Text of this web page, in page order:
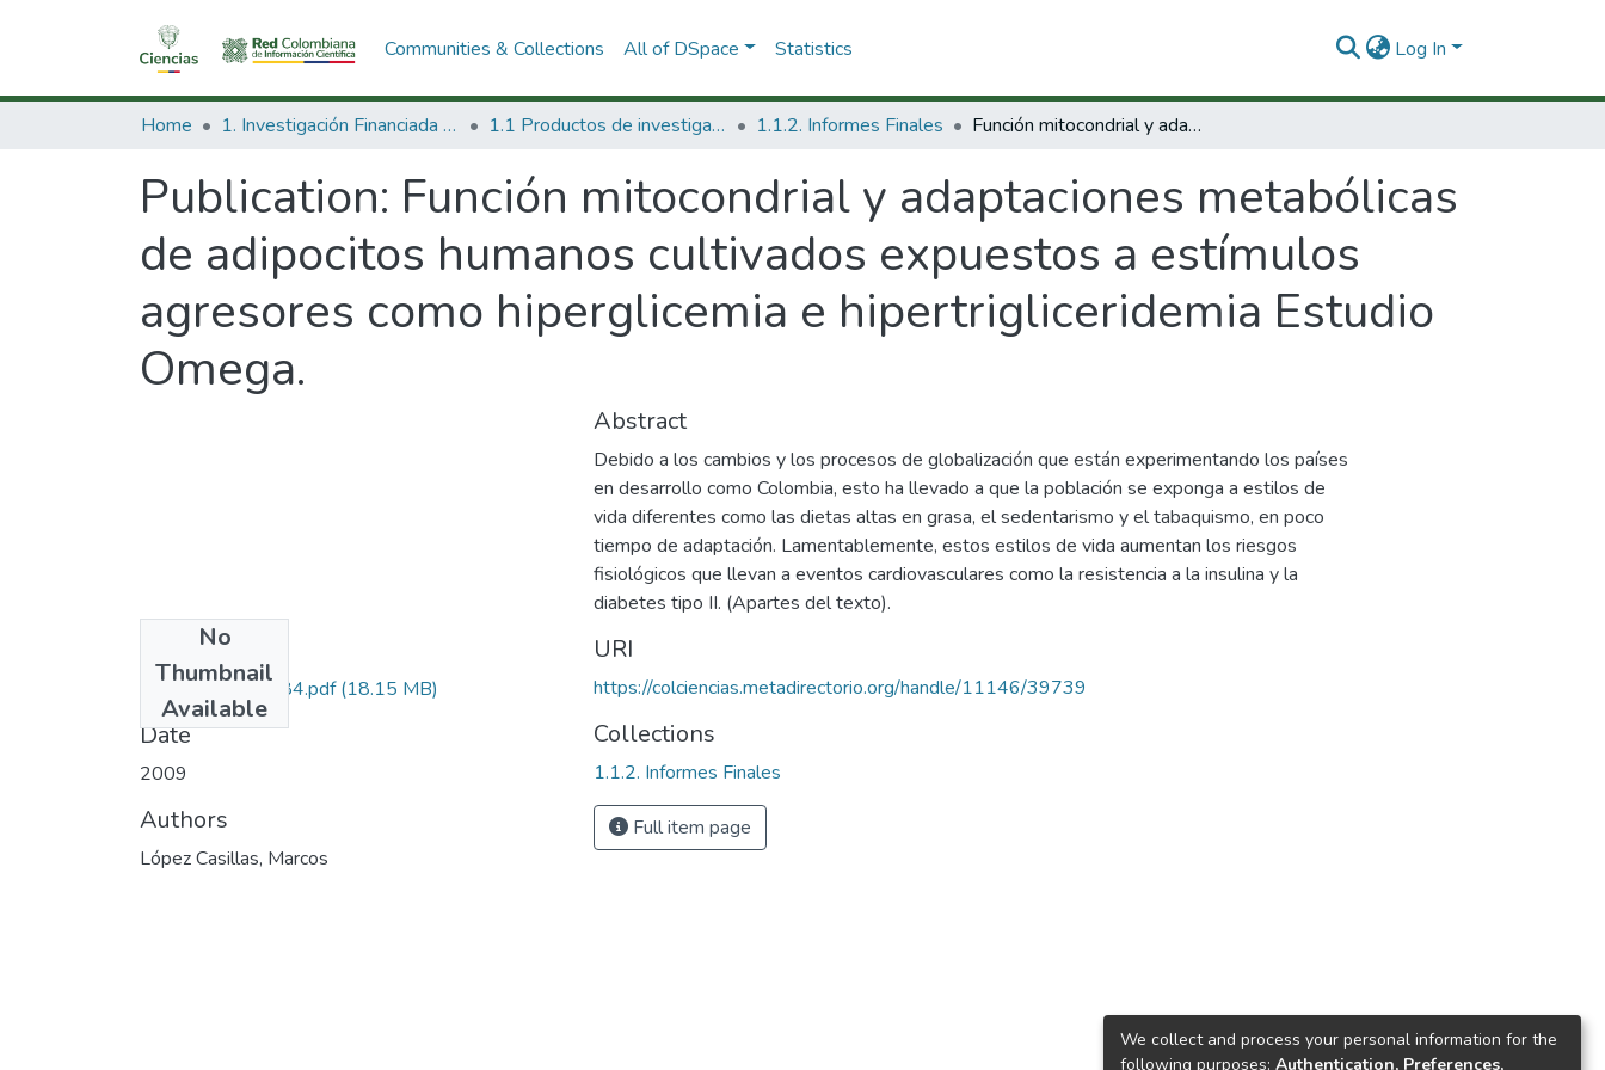
Communities & Collections All of DSpace Statistics Log In
Home 1. Investigación Financiada con Recursos Públicos 1.1 Productos de investigación 1.1.2. Informes Finales Función mitocondrial y adaptaciones metabólicas de adipocitos humanos cultivados expuestos a estímulos agresores como hiperglicemia e hipertrigliceridemia Estudio Omega.
Publication: Función mitocondrial y adaptaciones metabólicas
de adipocitos humanos cultivados expuestos a estímulos
agresores como hiperglicemia e hipertrigliceridemia Estudio
Omega.
No
Thumbnail
Available
656649326184.pdf(18.15 MB)
Date
2009
Authors
López Casillas, Marcos
Abstract
Debido a los cambios y los procesos de globalización que están experimentando los países
en desarrollo como Colombia, esto ha llevado a que la población se exponga a estilos de
vida diferentes como las dietas altas en grasa, el sedentarismo y el tabaquismo, en poco
tiempo de adaptación. Lamentablemente, estos estilos de vida aumentan los riesgos
fisiológicos que llevan a eventos cardiovasculares como la resistencia a la insulina y la
diabetes tipo II. (Apartes del texto).
URI
https://colciencias.metadirectorio.org/handle/11146/39739
Collections
1.1.2. Informes Finales
Full item page
We collect and process your personal information for the
following purposes: Authentication, Preferences,